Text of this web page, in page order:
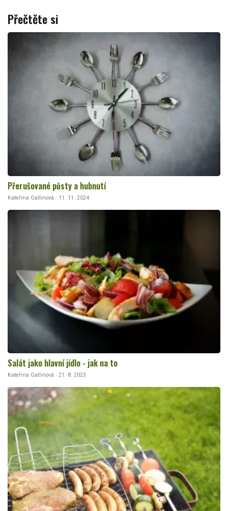
Přečtěte si
Přerušované půsty a hubnutí
Kateřina Gallinová · 11. 11. 2024
Salát jako hlavní jídlo - jak na to
Kateřina Gallinová · 21. 8. 2023